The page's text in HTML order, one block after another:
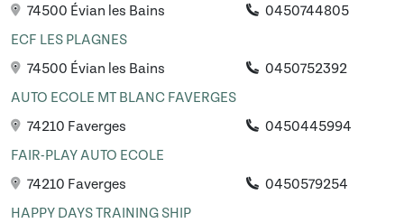
74500 Évian les Bains
0450744805
ECF LES PLAGNES
74500 Évian les Bains
0450752392
AUTO ECOLE MT BLANC FAVERGES
74210 Faverges
0450445994
FAIR-PLAY AUTO ECOLE
74210 Faverges
0450579254
HAPPY DAYS TRAINING SHIP